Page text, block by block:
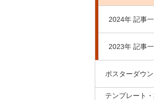
2024年 記事
2023年 記事
ポスターダウ
テンプレート